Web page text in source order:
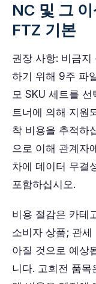
NC 및 그
FTZ 기본
권장 사항: 비금
하기 위해 9주 파
모 SKU 세트를
트너에 의해 지원
착 비용을 추적하
으로 이해 관계자
차에 데이터 무결
포함하십시오.
비용 절감은 카테
소비자 상품; 관
아질 것으로 예상
니다. 고회전 품